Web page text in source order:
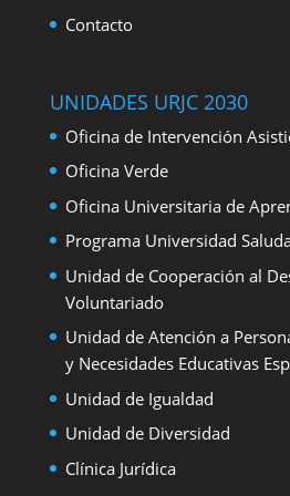
Contacto
UNIDADES URJC 2030
Oficina de Intervención
Oficina Verde
Oficina Universitaria de
Programa Universidad
Unidad de Cooperación al
Voluntariado
Unidad de Atención a
y Necesidades Educativas
Unidad de Igualdad
Unidad de Diversidad
Clínica Jurídica